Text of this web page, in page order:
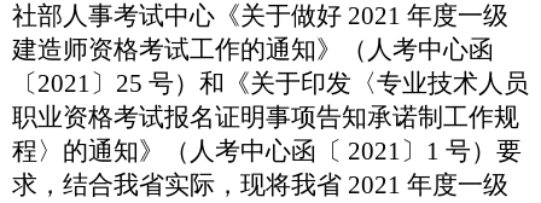
社部人事考试中心《关于做好 2021 年度一级
建造师资格考试工作的通知》（人考中心函
〔2021〕25 号）和《关于印发〈专业技术人员
职业资格考试报名证明事项告知承诺制工作规
程〉的通知》（人考中心函〔 2021〕1 号）要
求，结合我省实际，现将我省 2021 年度一级